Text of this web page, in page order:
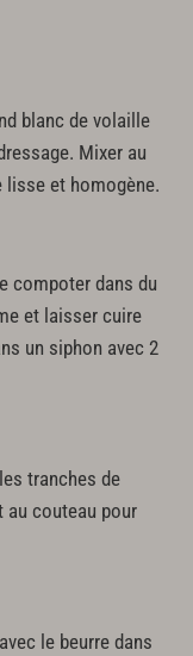
blanc de volaille
Mixer au
lisse et homogène.
compoter dans du
et laisser cuire
un siphon avec 2
tranches de
au couteau pour
le beurre dans